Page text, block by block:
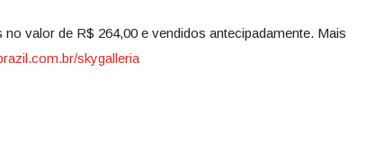
valor de R$ 264,00 e vendidos antecipadamente. Mais
skygalleria